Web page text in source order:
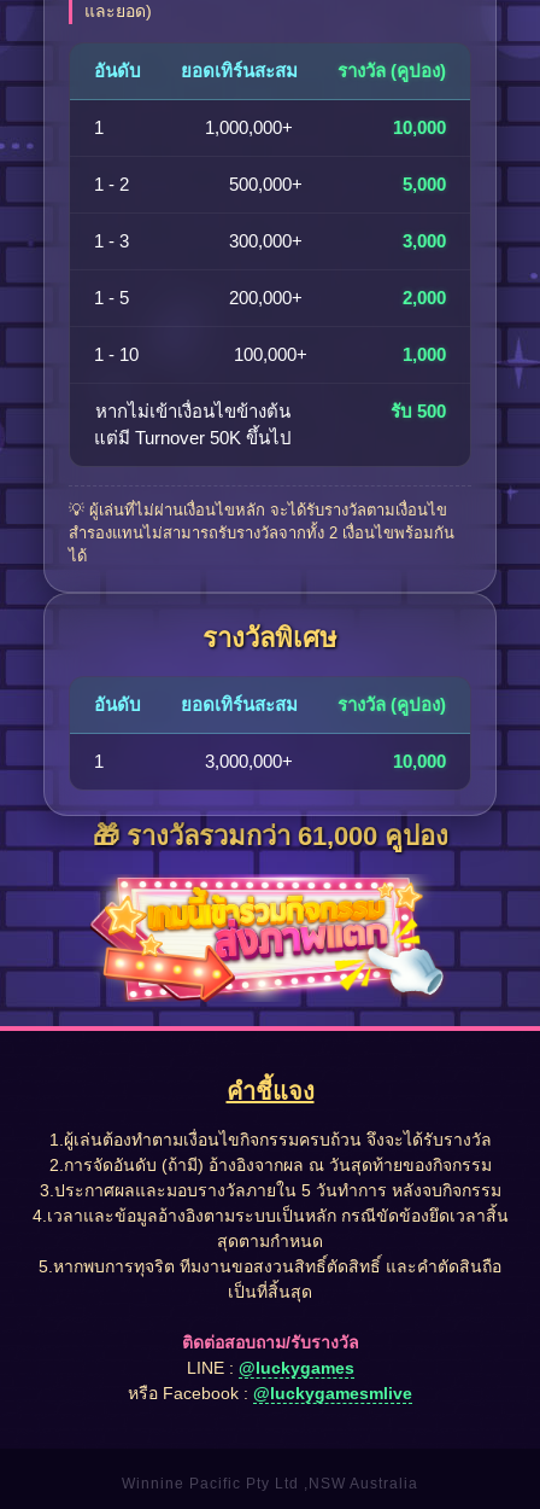
และยอด)
อันดับ ยอดเทิร์นสะสม รางวัล (คูปอง)
1 1,000,000+ 10,000
1 - 2 500,000+ 5,000
1 - 3 300,000+ 3,000
1 - 5 200,000+ 2,000
1 - 10 100,000+ 1,000
หากไม่เข้าเงื่อนไขข้างต้น
แต่มี Turnover 50K ขึ้นไป
รับ 500
💡 ผู้เล่นที่ไม่ผ่านเงื่อนไขหลัก จะได้รับรางวัลตามเงื่อนไข
สำรองแทนไม่สามารถรับรางวัลจากทั้ง 2 เงื่อนไขพร้อมกัน
ได้
รางวัลพิเศษ
อันดับ ยอดเทิร์นสะสม รางวัล (คูปอง)
1 3,000,000+ 10,000
🎁 รางวัลรวมกว่า 61,000 คูปอง
คำชี้แจง
1.ผู้เล่นต้องทำตามเงื่อนไขกิจกรรมครบถ้วน จึงจะได้รับรางวัล
2.การจัดอันดับ (ถ้ามี) อ้างอิงจากผล ณ วันสุดท้ายของกิจกรรม
3.ประกาศผลและมอบรางวัลภายใน 5 วันทำการ หลังจบกิจกรรม
4.เวลาและข้อมูลอ้างอิงตามระบบเป็นหลัก กรณีขัดข้องยึดเวลาสิ้น
สุดตามกำหนด
5.หากพบการทุจริต ทีมงานขอสงวนสิทธิ์ตัดสิทธิ์ และคำตัดสินถือ
เป็นที่สิ้นสุด
ติดต่อสอบถาม/รับรางวัล
LINE : @luckygames
หรือ Facebook : @luckygamesmlive
Winnine Pacific Pty Ltd ,NSW Australia